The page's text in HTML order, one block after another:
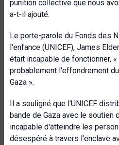
punition collective que nous
a-t-il ajouté.
Le porte-parole du Fonds des
l'enfance (UNICEF), James
était incapable de fonctionner,
probablement l'effondrement
Gaza ».
Il a souligné que l'UNICEF
bande de Gaza avec le soutien
incapable d'atteindre les
désespéré à travers l'enclave